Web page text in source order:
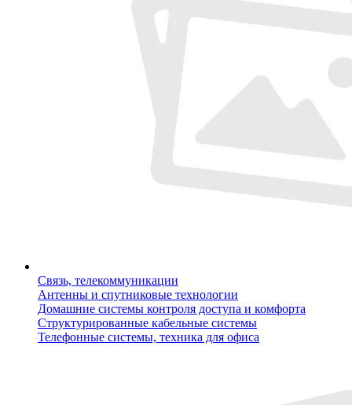
Связь, телекоммуникации
Антенны и спутниковые технологии
Домашние системы контроля доступа и комфорта
Структурированные кабельные системы
Телефонные системы, техника для офиса